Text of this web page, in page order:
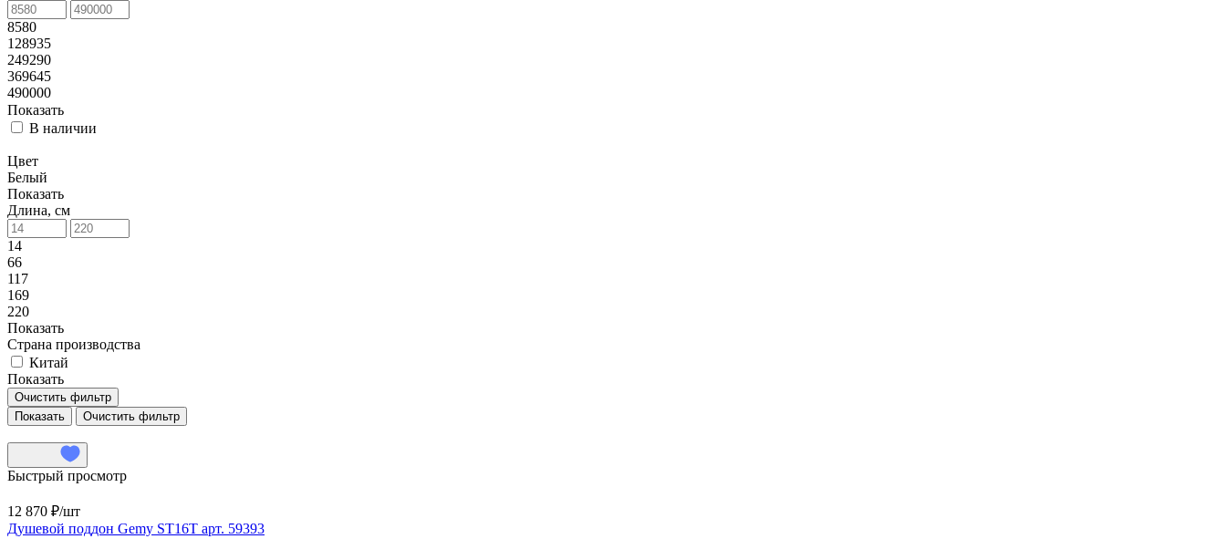
8580
128935
249290
369645
490000
Показать
В наличии
Цвет
Белый
Показать
Длина, см
14
66
117
169
220
Показать
Страна производства
Китай
Показать
Очистить фильтр
Очистить фильтр
Быстрый просмотр
12 870 ₽/шт
Душевой поддон Gemy ST16T арт. 59393